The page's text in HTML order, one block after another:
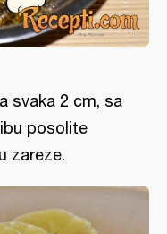
svaka 2 cm, sa
posolite
zareze.